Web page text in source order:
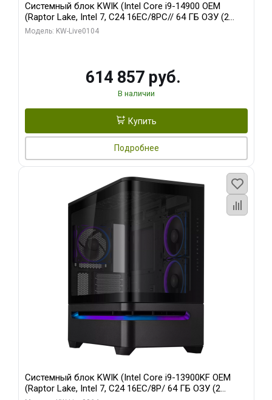
Системный блок KWIK (Intel Core i9-14900 OEM
(Raptor Lake, Intel 7, C24 16EC/8PC// 64 ГБ ОЗУ (2
модуля)/ Afox RTX4090 24GB GDDR6X 384-Bit 3xDP
Модель: KW-Live0104
614 857 руб.
В наличии
Купить
Подробнее
Системный блок KWIK (Intel Core i9-13900KF OEM
(Raptor Lake, Intel 7, C24 16EC/8P/ 64 ГБ ОЗУ (2